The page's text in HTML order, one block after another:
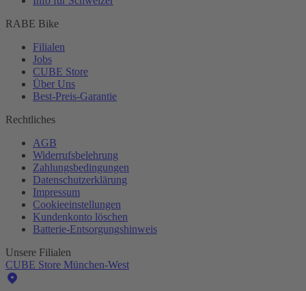
RABE Bike
Filialen
Jobs
CUBE Store
Über Uns
Best-Preis-Garantie
Rechtliches
AGB
Widerrufsbelehrung
Zahlungsbedingungen
Datenschutzerklärung
Impressum
Cookieeinstellungen
Kundenkonto löschen
Batterie-Entsorgungshinweis
Unsere Filialen
CUBE Store München-West